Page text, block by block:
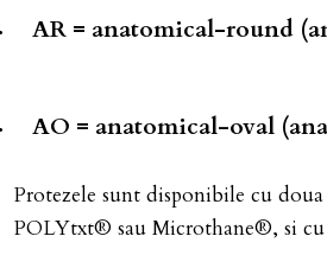
AR = anatomical-round
AO = anatomical-oval
Protezele sunt disponibile cu
POLYtxt® sau Microthane®, si